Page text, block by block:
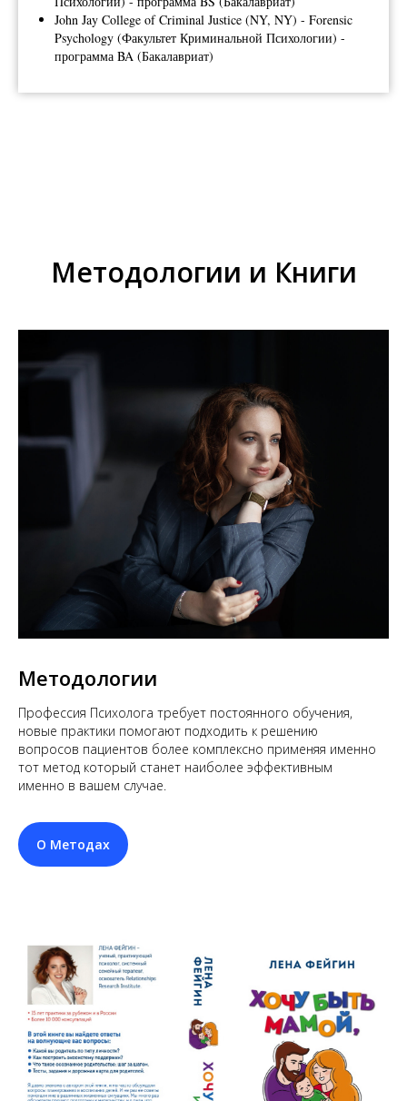
John Jay College of Criminal Justice (NY, NY) - Forensic
Psychology (Факультет Криминальной Психологии) -
программа BA (Бакалавриат)
Методологии и Книги
Методологии
Профессия Психолога требует постоянного обучения,
новые практики помогают подходить к решению
вопросов пациентов более комплексно применяя именно
тот метод который станет наиболее эффективным
именно в вашем случае.
О Методах